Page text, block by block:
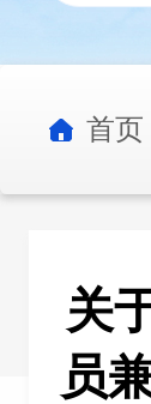
首页
关
员